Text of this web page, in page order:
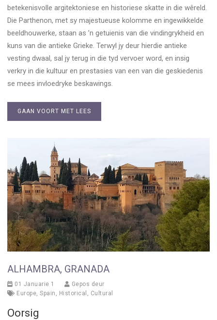
betekenisvolle argitektoniese en historiese skatte in die wêreld.
Die Parthenon, met sy majestueuse kolomme en ingewikkelde
beeldhouwerke, staan as ’n getuienis van die vindingrykheid en
kuns van die antieke Grieke. Terwyl jy deur hierdie antieke
vesting dwaal, sal jy terug in die tyd vervoer word, en insig
verkry in die kultuur en prestasies van een van die geskiedenis
se mees invloedryke beskawings.
GAAN VOORT MET LEES
ALHAMBRA, GRANADA
01 Januarie 1
Gepos deur
Europe, Spain , Historical , Cultural
Oorsig